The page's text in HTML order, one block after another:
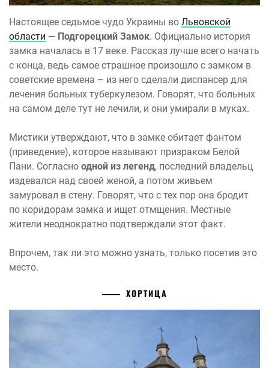
Настоящее седьмое чудо Украины во Львовской
области — Подгорецкий Замок. Официально история
замка началась в 17 веке. Рассказ лучше всего начать
с конца, ведь самое страшное произошло с замком в
советские времена – из него сделали диспансер для
лечения больных туберкулезом. Говорят, что больных
на самом деле тут не лечили, и они умирали в муках.
Мистики утверждают, что в замке обитает фантом
(приведение), которое называют призраком Белой
Пани. Согласно одной из легенд, последний владельц
издевался над своей женой, а потом живьем
замуровал в стену. Говорят, что с тех пор она бродит
по коридорам замка и ищет отмщения. Местные
жители неоднократно подтверждали этот факт.
Впрочем, так ли это можно узнать, только посетив это
место.
ХОРТИЦА